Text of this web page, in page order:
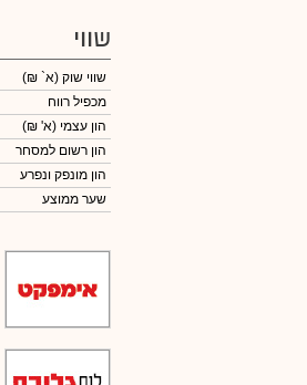
שווי
שווי שוק (א` ₪)
מכפיל רווח
הון עצמי (א' ₪)
הון רשום למסחר
הון מונפק ונפרע
שער ממוצע